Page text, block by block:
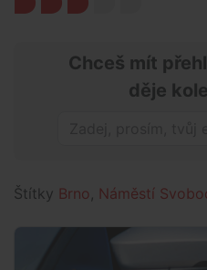
Chceš mít
děje
Štítky Brno , Náměstí